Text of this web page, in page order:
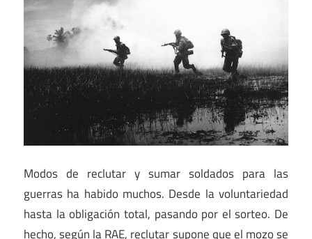
Modos de reclutar y sumar soldados para las
guerras ha habido muchos. Desde la voluntariedad
hasta la obligación total, pasando por el sorteo. De
hecho, según la RAE, reclutar supone que el mozo se